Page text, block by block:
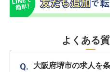
よくある
大阪府堺市の求人を